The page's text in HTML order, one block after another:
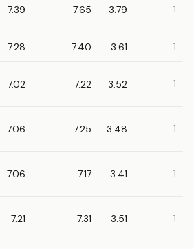
7.39 7.65 3.79 1
7.28 7.40 3.61 1
7.02 7.22 3.52 1
7.06 7.25 3.48 1
7.06 7.17 3.41 1
7.21 7.31 3.51 1